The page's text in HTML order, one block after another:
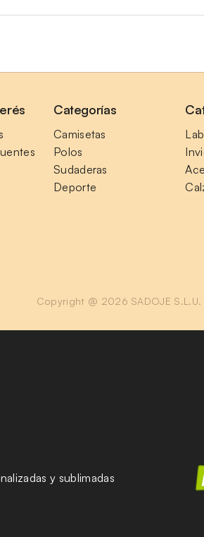
Categorías
Camisetas
Polos
Sudaderas
Deporte
Copyright @ 2026 SADOJE
y sublimadas